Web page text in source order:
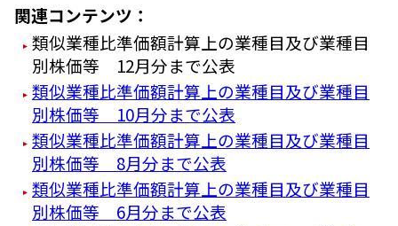
関連コンテンツ：
類似業種比準価額計算上の業種目及び業種目
別株価等 12月分まで公表
類似業種比準価額計算上の業種目及び業種目
別株価等 10月分まで公表
類似業種比準価額計算上の業種目及び業種目
別株価等 8月分まで公表
類似業種比準価額計算上の業種目及び業種目
別株価等 6月分まで公表